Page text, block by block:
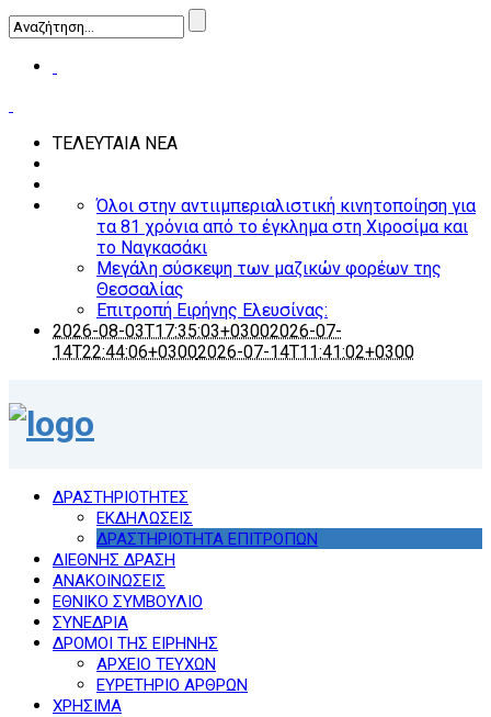
ΤΕΛΕΥΤΑΙΑ ΝΕΑ
Όλοι στην αντιιμπεριαλιστική κινητοποίηση για
τα 81 χρόνια από το έγκλημα στη Χιροσίμα και
το Ναγκασάκι
Μεγάλη σύσκεψη των μαζικών φορέων της
Θεσσαλίας
Επιτροπή Ειρήνης Ελευσίνας:
2026-08-03T17:35:03+03002026-07-
14T22:44:06+03002026-07-14T11:41:02+0300
ΔΡΑΣΤΗΡΙΟΤΗΤΕΣ
ΕΚΔΗΛΩΣΕΙΣ
ΔΡΑΣΤΗΡΙΟΤΗΤΑ ΕΠΙΤΡΟΠΩΝ
ΔΙΕΘΝΗΣ ΔΡΑΣΗ
ΑΝΑΚΟΙΝΩΣΕΙΣ
ΕΘΝΙΚΟ ΣΥΜΒΟΥΛΙΟ
ΣΥΝΕΔΡΙΑ
ΔΡΟΜΟΙ ΤΗΣ ΕΙΡΗΝΗΣ
ΑΡΧΕΙΟ ΤΕΥΧΩΝ
ΕΥΡΕΤΗΡΙΟ ΑΡΘΡΩΝ
ΧΡΗΣΙΜΑ